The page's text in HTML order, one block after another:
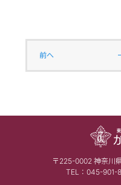
前へ
〒225-0002 神奈川
TEL：045-901-